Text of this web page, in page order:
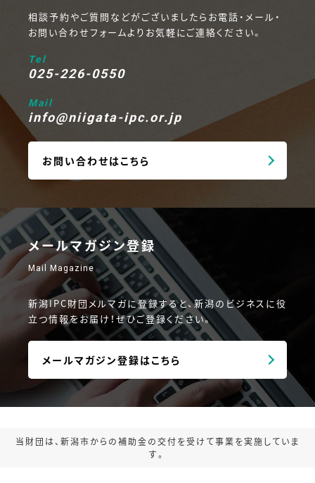
相談予約やご質問などがございましたらお電話・メール・
お問い合わせフォームよりお気軽にご連絡ください。
Tel
025-226-0550
Mail
info@niigata-ipc.or.jp
お問い合わせはこちら
メールマガジン登録
Mail Magazine
新潟IPC財団メルマガに登録すると、新潟のビジネスに役
立つ情報をお届け！ぜひご登録ください。
メールマガジン登録はこちら
当財団は、新潟市からの補助金の交付を受けて事業を実施していま
す。